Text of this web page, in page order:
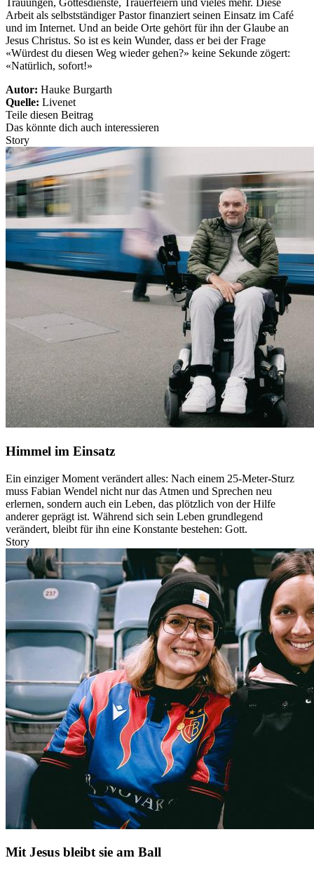
Trauungen, Gottesdienste, Trauerfeiern und vieles mehr. Diese
Arbeit als selbstständiger Pastor finanziert seinen Einsatz im Café
und im Internet. Und an beide Orte gehört für ihn der Glaube an
Jesus Christus. So ist es kein Wunder, dass er bei der Frage
«Würdest du diesen Weg wieder gehen?» keine Sekunde zögert:
«Natürlich, sofort!»
Autor: Hauke Burgarth
Quelle: Livenet
Teile diesen Beitrag
Das könnte dich auch interessieren
Story
Himmel im Einsatz
Ein einziger Moment verändert alles: Nach einem 25-Meter-Sturz
muss Fabian Wendel nicht nur das Atmen und Sprechen neu
erlernen, sondern auch ein Leben, das plötzlich von der Hilfe
anderer geprägt ist. Während sich sein Leben grundlegend
verändert, bleibt für ihn eine Konstante bestehen: Gott.
Story
Mit Jesus bleibt sie am Ball